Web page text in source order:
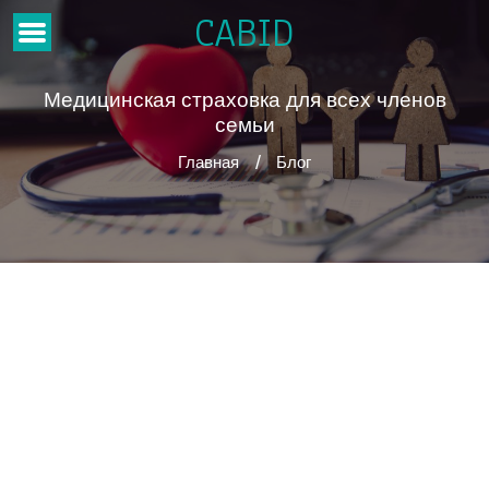
CABID
Медицинская страховка для всех членов
семьи
Главная Блог